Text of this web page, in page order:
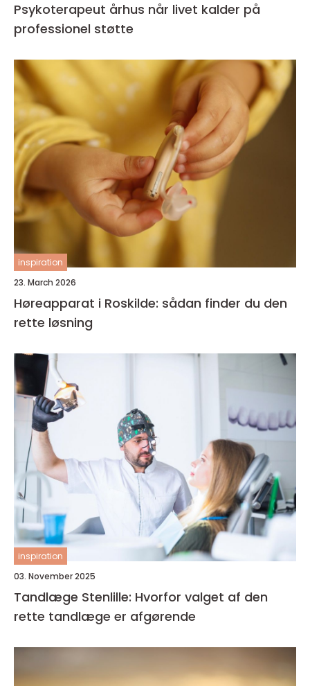
Psykoterapeut århus når livet kalder på
professionel støtte
inspiration
23. March 2026
Høreapparat i Roskilde: sådan finder du den
rette løsning
inspiration
03. November 2025
Tandlæge Stenlille: Hvorfor valget af den
rette tandlæge er afgørende